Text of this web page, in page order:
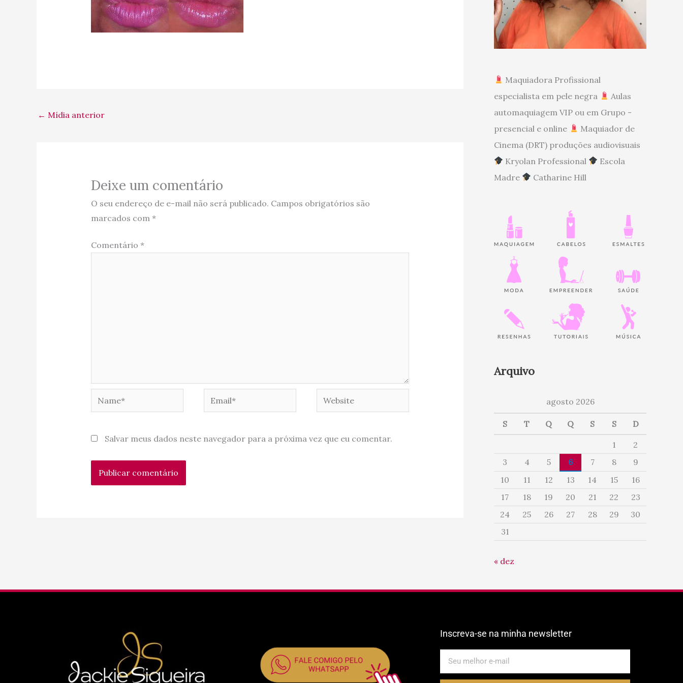
← Mídia anterior
Deixe um comentário
O seu endereço de e-mail não será publicado. Campos obrigatórios são
marcados com *
Comentário *
Website
Salvar meus dados neste navegador para a próxima vez que eu comentar.
Maquiadora Profissional
especialista em pele negra
Aulas
automaquiagem VIP ou em Grupo -
presencial e online
Maquiador de
Cinema (DRT) produções audiovisuais
Kryolan Professional
Escola
Madre
Catharine Hill
Arquivo
agosto 2026
S T Q Q S S D
1
2
3
4 5 6 7 8
9
10
11 12 13 14 15
16
17
18 19 20 21 22
23
24
25 26 27 28 29
30
31
« dez
Inscreva-se na minha newsletter